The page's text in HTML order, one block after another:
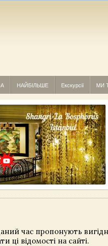
НАЙБІЛЬШЕ Екскурсії МИ
час пропонують
ці відомості на сайті.